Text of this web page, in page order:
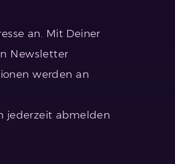
an. Mit Deiner
Newsletter
werden an
jederzeit abmelden